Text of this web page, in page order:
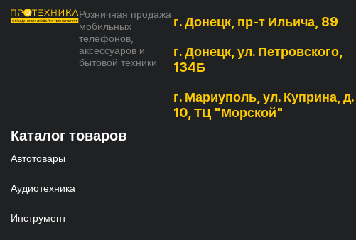
Розничная продажа
мобильных
телефонов,
аксессуаров и
бытовой техники
г. Донецк, пр-т Ильича, 89
г. Донецк, ул. Петровского,
134Б
г. Мариуполь, ул. Куприна, д.
10, ТЦ "Морской"
Каталог товаров
Автотовары
Аудиотехника
Инструмент